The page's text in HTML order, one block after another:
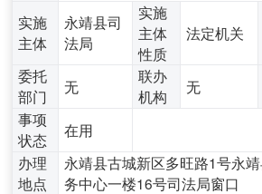
实施
主体
永靖县司
法局
实施
主体
性质
法定机关
委托
部门
无
联办
机构
无
事项
状态
在用
办理
地点
永靖县古城新区多旺路1号永
务中心一楼16号司法局窗口